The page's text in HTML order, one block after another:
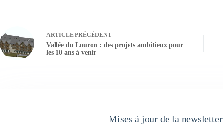
ARTICLE PRÉCÉDENT
Vallée du Louron : des projets ambitieux pour
les 10 ans à venir
Mises à jour de la newsletter